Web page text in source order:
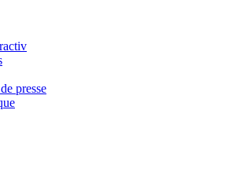
presse